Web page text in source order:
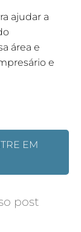
ajudar a
área e
e
EM
post